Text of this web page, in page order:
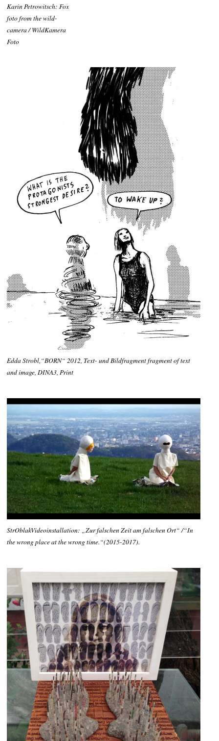
Karin Petrowitsch: Fox
foto from the wild-
camera / WildKamera
Foto
Edda Strobl,“BORN“ 2012, Text- und Bildfragment fragment of text
and image, DINA3, Print
StrOblakVideoinstallation: „Zur falschen Zeit am falschen Ort“ /“In
the wrong place at the wrong time.“(2015-2017).